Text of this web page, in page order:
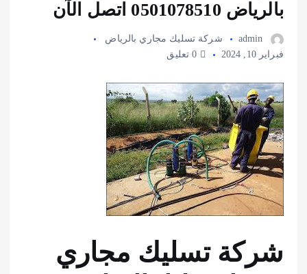
بالرياض 0501078510 اتصل الآن
admin
شركة تسليك مجاري بالرياض
فبراير 10, 2024
شركة تسليك مجاري